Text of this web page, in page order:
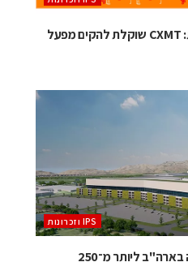
סין מאיצה את מרוץ הזיכרונות: CXMT שוקלת להקים מפעל
מיקרון מגדילה את השקעותיה בארה"ב ליותר מ־250